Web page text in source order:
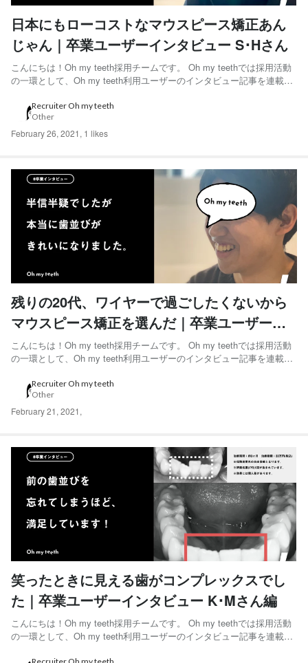
日本にもローコストなマウスピース矯正あん
じゃん｜卒業ユーザーインタビュー S･Hさん
こんにちは！Oh my teeth採用チームです。 Oh my teethでは採用活動
の一環として、Oh my teeth利用ユーザーのインタビュー記事を連載し
くれたS･Hさんにインタビューをしました。 ◆S･Hさん 20代後半男
性。建築系のコンサ...
Recruiter Oh my teeth
Other
February 26, 2021 , 1 likes
残りの20代、ワイヤーで過ごしたくないから
マウスピース矯正を選んだ｜卒業ユーザーイ
ンタビュー S･Hさん編
こんにちは！Oh my teeth採用チームです。 Oh my teethでは採用活動
の一環として、Oh my teeth利用ユーザーのインタビュー記事を連載し
になりました。」と語ってくれたS･Hさんにインタビューをしました。
◆S･Hさん 20代...
Recruiter Oh my teeth
Other
February 21, 2021 ,
笑ったときに見える歯がコンプレックスでし
た｜卒業ユーザーインタビュー K･Mさん編
こんにちは！Oh my teeth採用チームです。 Oh my teethでは採用活動
の一環として、Oh my teeth利用ユーザーのインタビュー記事を連載し